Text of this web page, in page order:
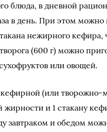
блюда, в дневной
в день. При этом можно
нежирного кефира,
(600 г) можно
или овощей.
(или творожно-
жирности и 1 стакану
завтраком и обедом